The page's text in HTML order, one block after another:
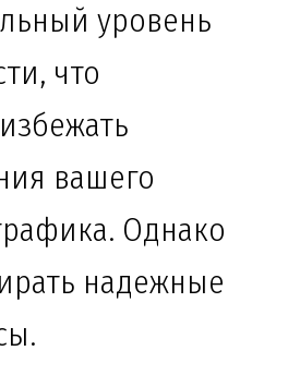
уровень
что
вашего
Однако
надежные